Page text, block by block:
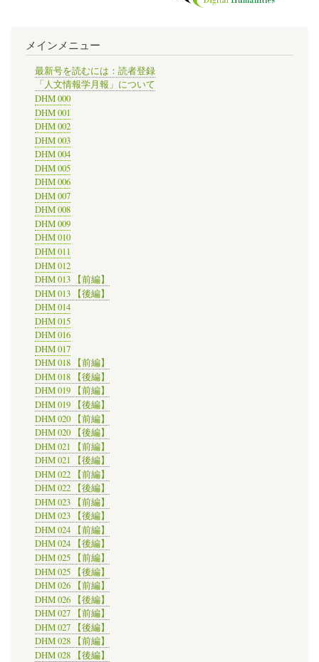
メインメニュー
最新号を読むには：読者登録
「人文情報学月報」について
DHM 000
DHM 001
DHM 002
DHM 003
DHM 004
DHM 005
DHM 006
DHM 007
DHM 008
DHM 009
DHM 010
DHM 011
DHM 012
DHM 013 【前編】
DHM 013 【後編】
DHM 014
DHM 015
DHM 016
DHM 017
DHM 018 【前編】
DHM 018 【後編】
DHM 019 【前編】
DHM 019 【後編】
DHM 020 【前編】
DHM 020 【後編】
DHM 021 【前編】
DHM 021 【後編】
DHM 022 【前編】
DHM 022 【後編】
DHM 023 【前編】
DHM 023 【後編】
DHM 024 【前編】
DHM 024 【後編】
DHM 025 【前編】
DHM 025 【後編】
DHM 026 【前編】
DHM 026 【後編】
DHM 027 【前編】
DHM 027 【後編】
DHM 028 【前編】
DHM 028 【後編】